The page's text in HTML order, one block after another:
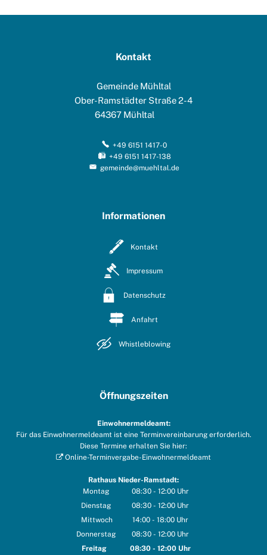
Kontakt
Gemeinde Mühltal
Ober-Ramstädter Straße 2-4
64367 Mühltal
+49 6151 1417-0
+49 6151 1417-138
gemeinde@muehltal.de
Informationen
Kontakt
Impressum
Datenschutz
Anfahrt
Whistleblowing
Öffnungszeiten
Einwohnermeldeamt:
Für das Einwohnermeldeamt ist eine Terminvereinbarung erforderlich.
Diese Termine erhalten Sie hier:
Online-Terminvergabe-Einwohnermeldeamt
Rathaus Nieder-Ramstadt:
Montag
08:30 - 12:00 Uhr
Von 08:30 bis 12:00 Uhr
Dienstag 08:30 - 12:00 Uhr
Von 08:30 bis 12:00 Uhr
Mittwoch 14:00 - 18:00 Uhr
Von 14:00 bis 18:00 Uhr
Donnerstag 08:30 - 12:00 Uhr
Von 08:30 bis 12:00 Uhr
Freitag 08:30 - 12:00 Uhr